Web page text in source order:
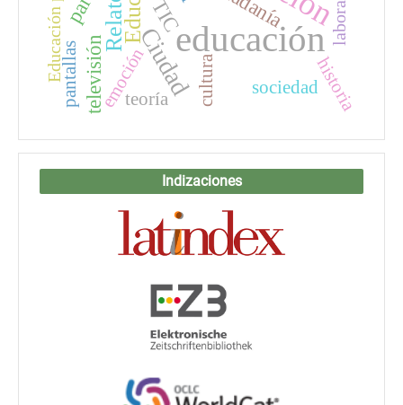
educación
Ciudad
Relatos TIC
televisiónemoción cultura
pantallas teoría
sociedadhistoria
Indizaciones